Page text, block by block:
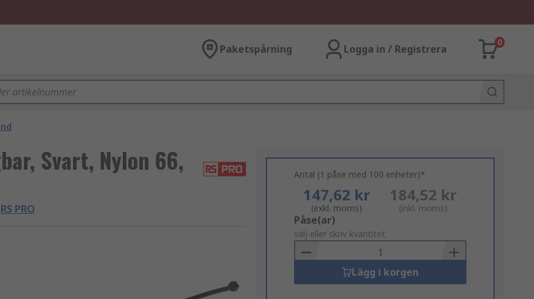
Paketspårning Logga in / Registrera
0
Svart, Nylon 66,
RS PRO
Antal (1 påse med 100 enheter)*
147,62 kr
(exkl. moms)
184,52 kr
(inkl. moms)
Add
to
Basket
Påse(ar)
välj eller skriv kvantitet
Lägg i korgen